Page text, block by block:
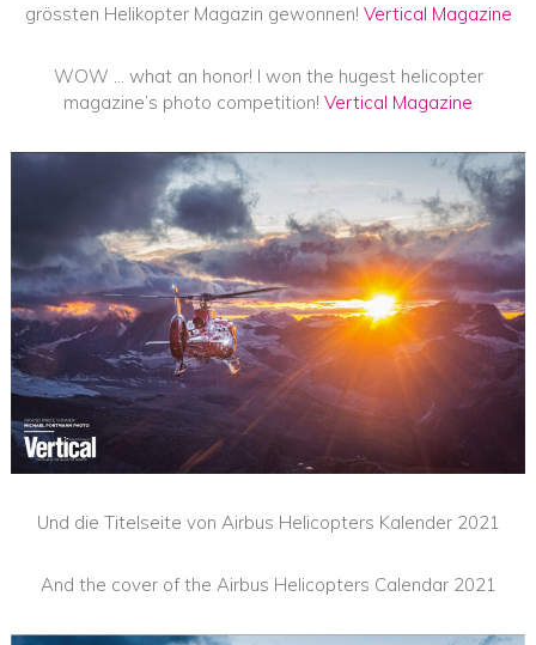
grössten Helikopter Magazin gewonnen! Vertical Magazine
WOW … what an honor! I won the hugest helicopter
magazine’s photo competition! Vertical Magazine
Und die Titelseite von Airbus Helicopters Kalender 2021
And the cover of the Airbus Helicopters Calendar 2021